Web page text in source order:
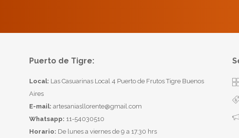
Puerto de Tigre:
Local: Las Casuarinas Local 4 Puerto de Frutos Tigre Buenos
Aires
E-mail: artesaniasllorente@gmail.com
Whatsapp: 11-54030510
Horario: De lunes a viernes de 9 a 17.30 hrs